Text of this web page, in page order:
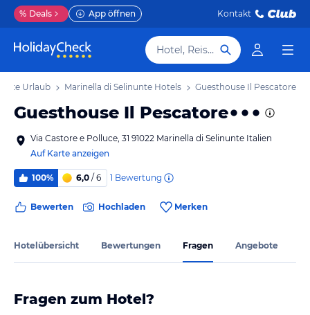
% Deals App öffnen Kontakt
Hotel, Reiseziel
Urlaub Marinella di Selinunte Hotels Guesthouse Il Pescatore
Guesthouse Il Pescatore
Via Castore e Polluce, 31 91022 Marinella di Selinunte Italien
Auf Karte anzeigen
100% 6,0 / 6 1 Bewertung
Bewerten Hochladen Merken
Hotelübersicht Bewertungen Fragen Angebote
Fragen zum Hotel?